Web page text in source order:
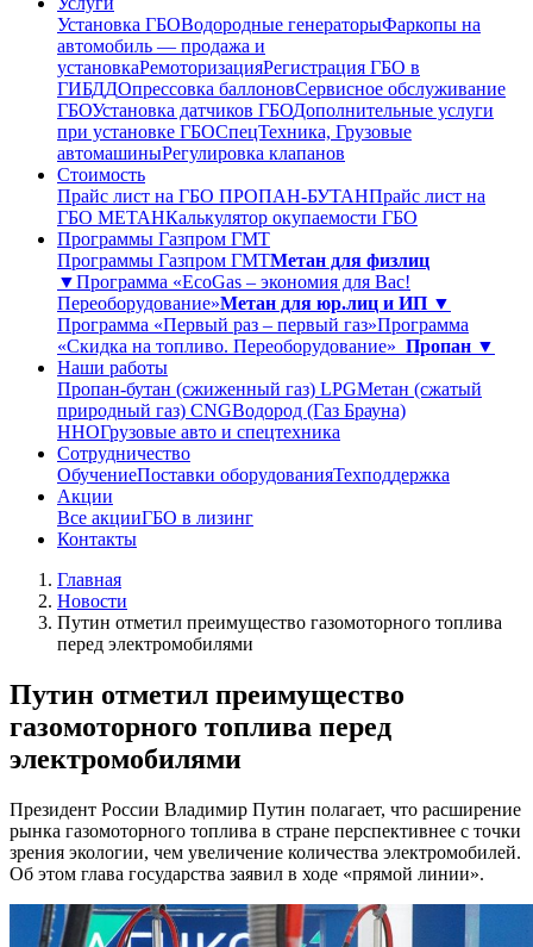
Установка ГБОВодородные генераторыФаркопы на
автомобиль — продажа и
установкаРемоторизацияРегистрация ГБО в
ГИБДДОпрессовка баллоновСервисное обслуживание
ГБОУстановка датчиков ГБОДополнительные услуги
при установке ГБОСпецТехника, Грузовые
автомашиныРегулировка клапанов
Стоимость
Прайс лист на ГБО ПРОПАН-БУТАНПрайс лист на
ГБО МЕТАНКалькулятор окупаемости ГБО
Программы Газпром ГМТ
Программы Газпром ГМТМетан для физлиц
▼Программа «EcoGas – экономия для Вас!
Переоборудование»Метан для юр.лиц и ИП ▼
Программа «Первый раз – первый газ»Программа
«Скидка на топливо. Переоборудование» Пропан ▼
Наши работы
Пропан-бутан (сжиженный газ) LPGМетан (сжатый
природный газ) CNGВодород (Газ Брауна)
ННОГрузовые авто и спецтехника
Сотрудничество
ОбучениеПоставки оборудованияТехподдержка
Акции
Все акцииГБО в лизинг
Контакты
Главная
Новости
Путин отметил преимущество газомоторного топлива
перед электромобилями
Путин отметил преимущество
газомоторного топлива перед
электромобилями
Президент России Владимир Путин полагает, что расширение
рынка газомоторного топлива в стране перспективнее с точки
зрения экологии, чем увеличение количества электромобилей.
Об этом глава государства заявил в ходе «прямой линии».